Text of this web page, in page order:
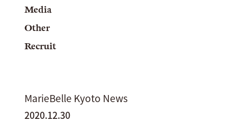
Media
Other
Recruit
MarieBelle Kyoto News
2020.12.30